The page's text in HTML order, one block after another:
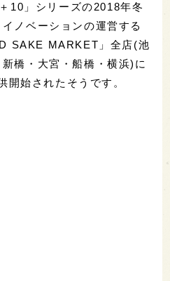
10」シリーズの2018年冬
ノベーションの運営する
SAKE MARKET」全店(池
橋・大宮・船橋・横浜)に
開始されたそうです。